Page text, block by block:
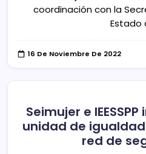
coordinación con la
Estado
16 De Noviembre De 2022
Seimujer e
unidad de
red de